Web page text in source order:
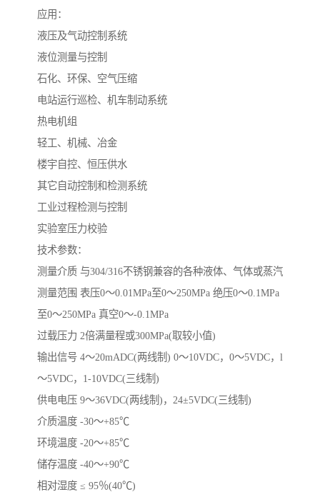
应用：
液压及气动控制系统
液位测量与控制
石化、环保、空气压缩
电站运行巡检、机车制动系统
热电机组
轻工、机械、冶金
楼宇自控、恒压供水
其它自动控制和检测系统
工业过程检测与控制
实验室压力校验
技术参数：
测量介质 与304/316不锈钢兼容的各种液体、气体或蒸汽
测量范围 表压0～0.01MPa至0～250MPa 绝压0～0.1MPa
至0～250MPa 真空0～-0.1MPa
过载压力 2倍满量程或300MPa(取较小值)
输出信号 4～20mADC(两线制) 0～10VDC，0～5VDC，l
～5VDC，1-10VDC(三线制)
供电电压 9～36VDC(两线制)，24±5VDC(三线制)
介质温度 -30～+85℃
环境温度 -20～+85℃
储存温度 -40～+90℃
相对湿度 ≤ 95％(40℃)